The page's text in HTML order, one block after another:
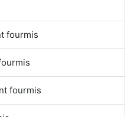
fourmis
fourmis